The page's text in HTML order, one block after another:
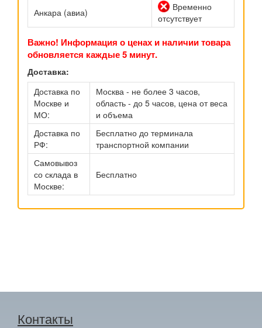
Анкара (авиа)
Временно
отсутствует
Важно! Информация о ценах и наличии товара
обновляется каждые 5 минут.
Доставка:
Доставка по
Москве и
МО:
Москва - не более 3 часов,
область - до 5 часов, цена от веса
и объема
Доставка по
РФ:
Бесплатно до терминала
транспортной компании
Самовывоз
со склада в
Москве:
Бесплатно
Контакты